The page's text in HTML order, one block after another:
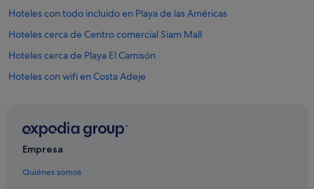
Hoteles con todo incluido en Playa de las Américas
Hoteles cerca de Centro comercial Siam Mall
Hoteles cerca de Playa El Camisón
Hoteles con wifi en Costa Adeje
Meeting Point hoteles en Costa Adeje
Empresa
Quiénes somos